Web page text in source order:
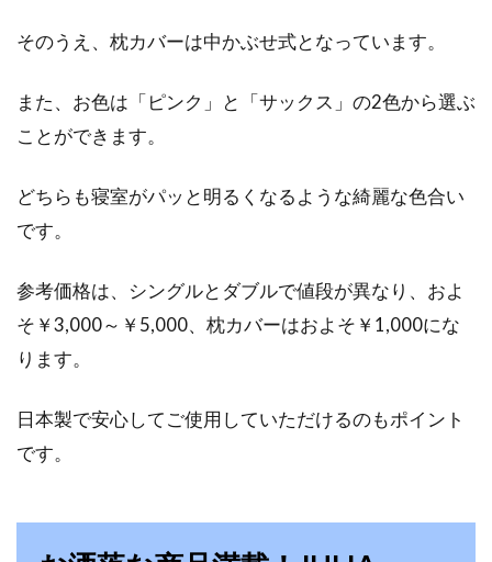
どうして？枕がホテルに2つ置いて
インして...
ウッドスプリングベッドを選ぶなら
コレ！すのこベッドと比較
りませんか？...
そのうえ、枕カバーは中かぶせ式となっています。
また、お色は「ピンク」と「サックス」の2色から選ぶ
ことができます。
どちらも寝室がパッと明るくなるような綺麗な色合い
です。
参考価格は、シングルとダブルで値段が異なり、およ
そ￥3,000～￥5,000、枕カバーはおよそ￥1,000にな
ります。
日本製で安心してご使用していただけるのもポイント
です。